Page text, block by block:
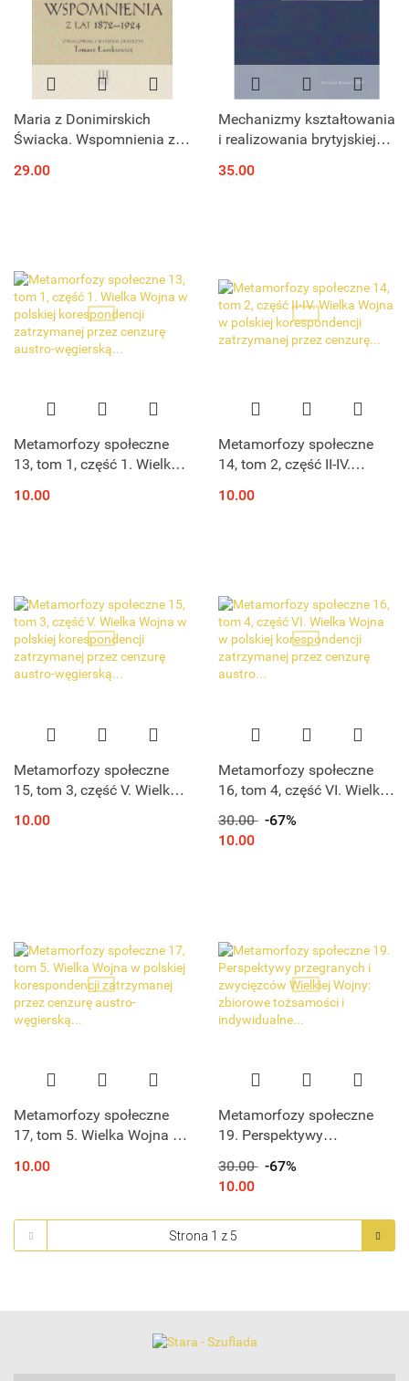
Maria z Donimirskich
Świacka. Wspomnienia z
29.00
Mechanizmy kształtowania
i realizowania brytyjskiej
1945)
35.00
Metamorfozy społeczne
13, tom 1, część 1. Wielka
korespondencji
10.00
Metamorfozy społeczne
14, tom 2, część II-IV.
korespondencji
10.00
Metamorfozy społeczne
15, tom 3, część V. Wielka
korespondencji
10.00
Metamorfozy społeczne
16, tom 4, część VI. Wielka
korespondencji
zatrzymanej przez cenzurę
30.00 -67%
10.00
Metamorfozy społeczne
17, tom 5. Wielka Wojna w
zatrzymanej przez cenzurę
10.00
Metamorfozy społeczne
19. Perspektywy
Wielkiej Wojny: zbiorowe
tożsamości i
indywidualne...
30.00 -67%
10.00